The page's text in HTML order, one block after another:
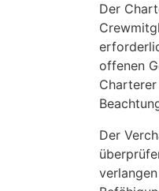
Der
offenen
Der